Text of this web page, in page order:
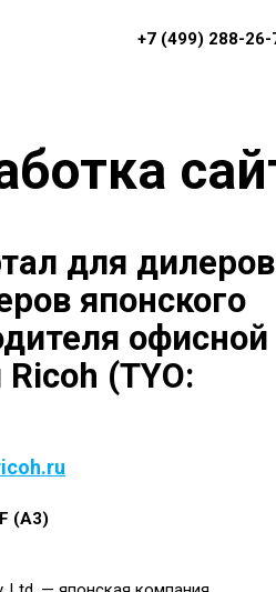
+7 (499) 288-26-
для дилеров
японского
офисной
(TYO:
(А3)